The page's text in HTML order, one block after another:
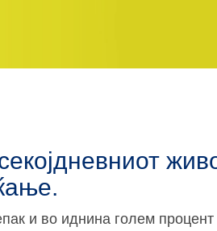
и во иднина голем